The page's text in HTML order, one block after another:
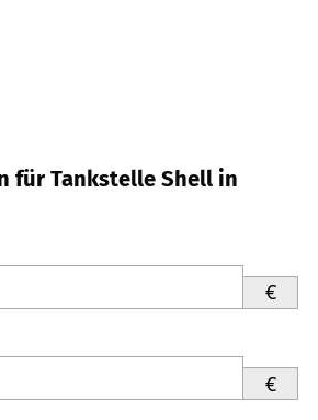
für Tankstelle Shell in
€
€